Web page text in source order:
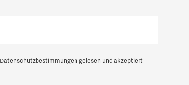
Datenschutzbestimmungen gelesen und akzeptiert